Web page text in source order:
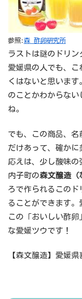
参照:森 酢卵研究所
ラストは謎のドリン
愛媛県の人でも、
くはないと思いま
のことかわからな
ね。
でも、この商品、名
だけあって、確か
応えは、少し酸味
内子町の森文醸造（
ろで作られるこの
ることができます
この「おいしい酢
な愛媛ツウです！
【森文醸造】愛媛